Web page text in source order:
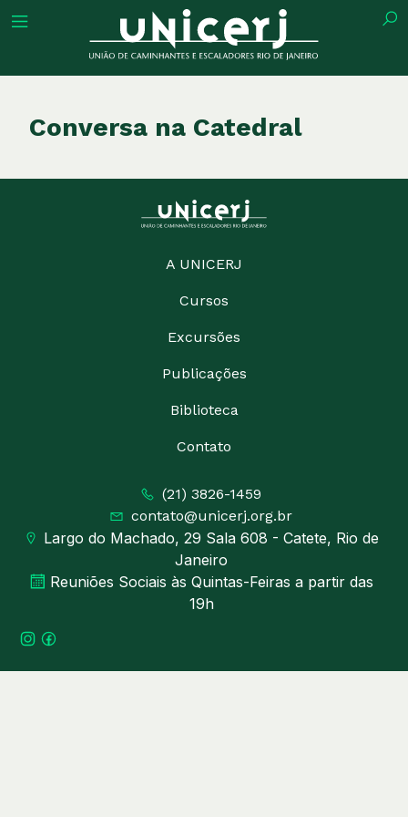
Conversa na Catedral
A UNICERJ
Cursos
Excursões
Publicações
Biblioteca
Contato
(21) 3826-1459
contato@unicerj.org.br
Largo do Machado, 29 Sala 608 - Catete, Rio de
Janeiro
Reuniões Sociais às Quintas-Feiras a partir das
19h